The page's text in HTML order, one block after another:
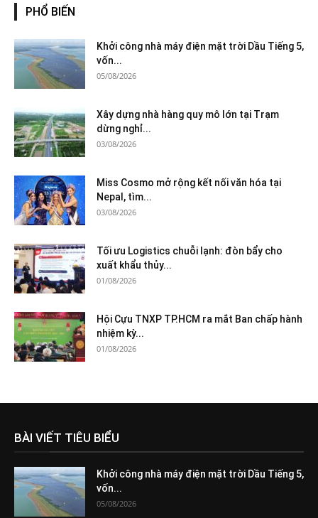
PHỔ BIẾN
Khởi công nhà máy điện mặt trời Dầu Tiếng 5,
vốn...
05/08/2026
Xây dựng nhà hàng quy mô lớn tại Trạm
dừng nghỉ...
03/08/2026
Miss Cosmo mở rộng kết nối văn hóa tại
Nepal, tìm...
03/08/2026
Tối ưu Logistics chuỗi lạnh: đòn bẩy cho
xuất khẩu thủy...
01/08/2026
Hội Cựu TNXP TP.HCM ra mắt Ban chấp hành
nhiệm kỳ...
01/08/2026
BÀI VIẾT TIÊU BIỂU
Khởi công nhà máy điện mặt trời Dầu Tiếng 5,
vốn...
05/08/2026